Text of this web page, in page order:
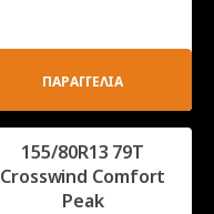
ΠΑΡΑΓΓΕΛΙΑ
155/80R13 79T
Crosswind Comfort
Peak